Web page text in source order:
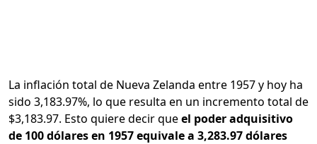
La inflación total de Nueva Zelanda entre 1957 y hoy ha
sido 3,183.97%, lo que resulta en un incremento total de
$3,183.97. Esto quiere decir queel poder adquisitivo
de 100 dólares en 1957 equivale a 3,283.97 dólares